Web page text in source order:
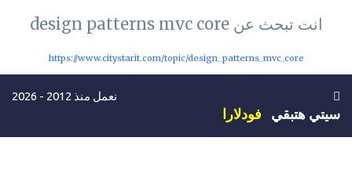
انت تبحث عن design patterns mvc core
https://www.citystarit.com/topic/design_patterns_mvc_core
نعمل منذ 2012 - 2026
سيتي هتبقي فودلارا